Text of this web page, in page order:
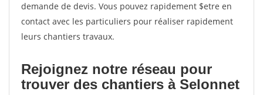
demande de devis. Vous pouvez rapidement $etre en
contact avec les particuliers pour réaliser rapidement
leurs chantiers travaux.
Rejoignez notre réseau pour
trouver des chantiers à Selonnet